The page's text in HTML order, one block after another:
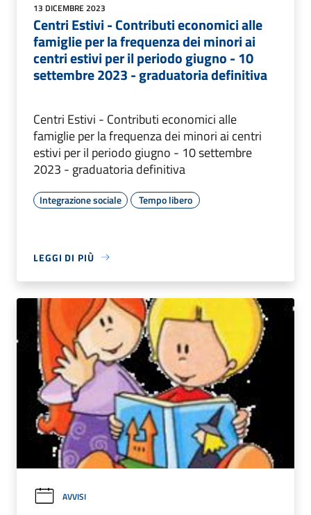
13 DICEMBRE 2023
Centri Estivi - Contributi economici alle
famiglie per la frequenza dei minori ai
centri estivi per il periodo giugno - 10
settembre 2023 - graduatoria definitiva
Centri Estivi - Contributi economici alle
famiglie per la frequenza dei minori ai centri
estivi per il periodo giugno - 10 settembre
2023 - graduatoria definitiva
Integrazione sociale Tempo libero
LEGGI DI PIÙ
AVVISI